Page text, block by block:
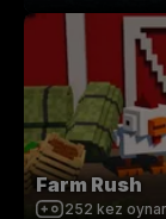
Farm Rush
252 kez